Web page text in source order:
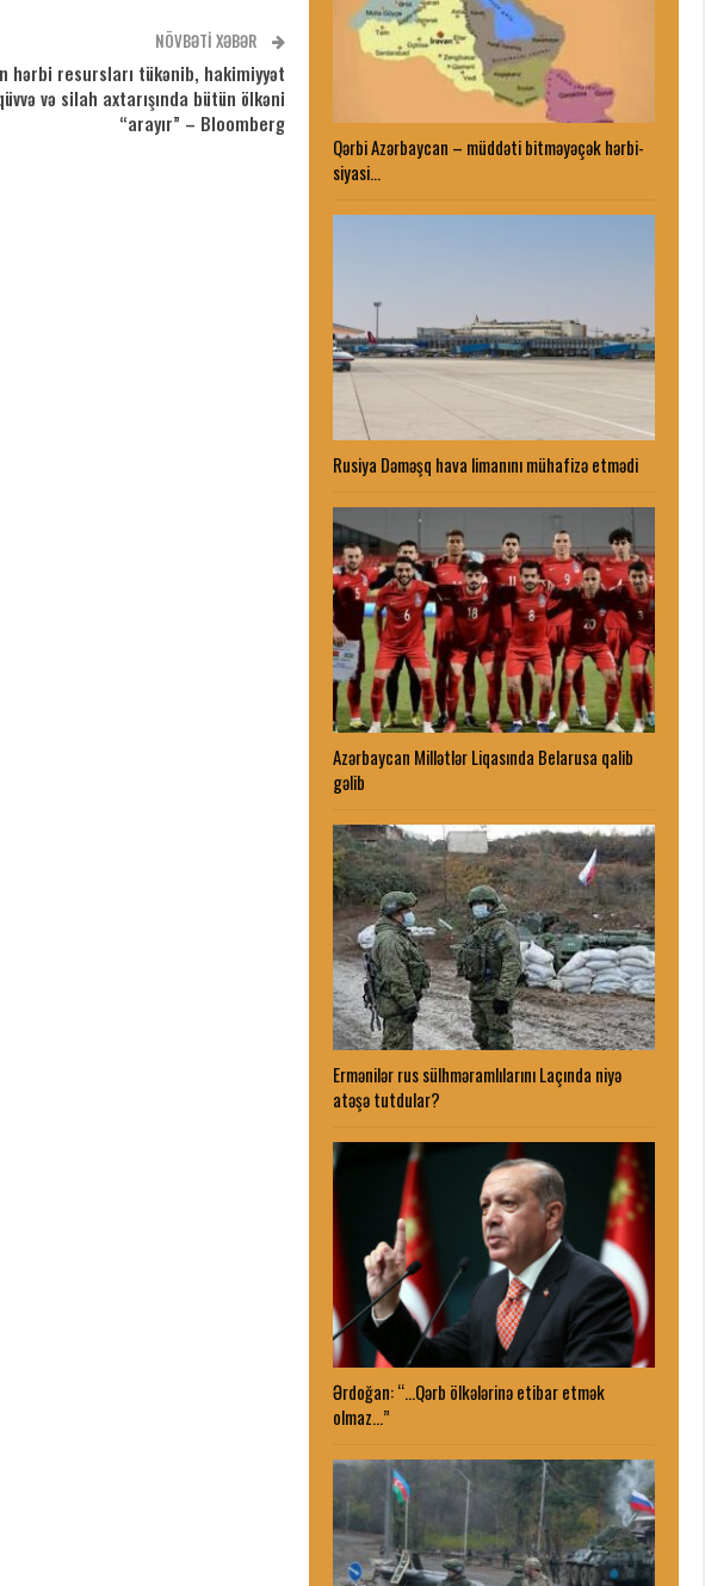
NÖVBƏTI XƏBƏR
hərbi resursları tükənib, hakimiyyət
və silah axtarışında bütün ölkəni
“arayır” – Bloomberg
Qərbi Azərbaycan – müddəti bitməyəçək hərbi-
siyasi…
Rusiya Dəməşq hava limanını mühafizə etmədi
Azərbaycan Millətlər Liqasında Belarusa qalib
gəlib
Ermənilər rus sülhməramlılarını Laçında niyə
atəşə tutdular?
Ərdoğan: “…Qərb ölkələrinə etibar etmək
olmaz…”